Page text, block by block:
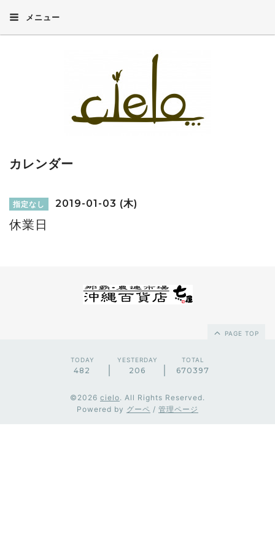
メニュー
カレンダー
指定なし 2019-01-03 (木)
休業日
PAGE TOP
TODAY
482
YESTERDAY
206
TOTAL
670397
©2026 cielo. All Rights Reserved.
Powered by グーペ / 管理ページ